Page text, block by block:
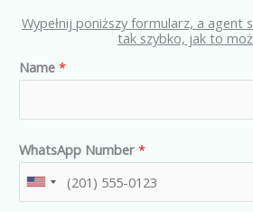
Wypełnij poniższy formularz, a agent
tak szybko, jak to
Name *
WhatsApp Number *
U